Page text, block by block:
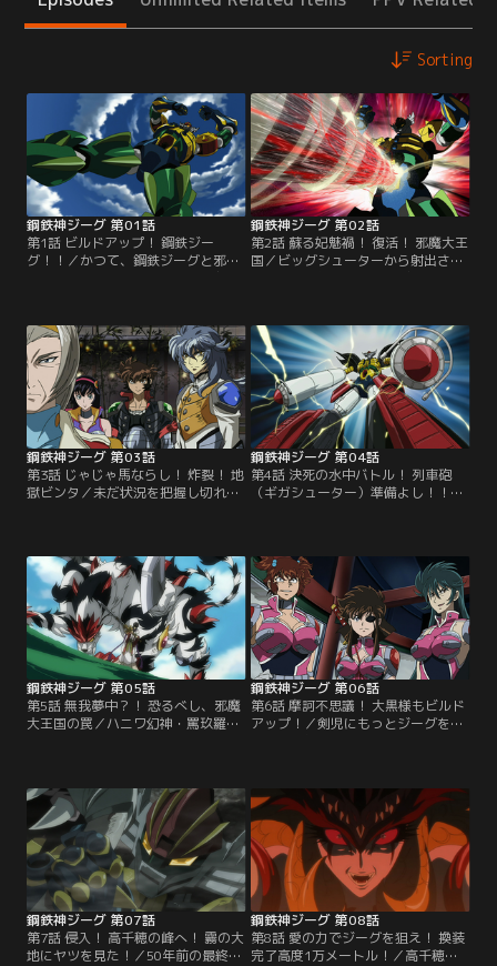
Sorting
鋼鉄神ジーグ 第01話
第1話 ビルドアップ！ 鋼鉄ジー
グ！！／かつて、鋼鉄ジーグと邪魔
大王国の最終決戦の地となった九
ていた。あれから50年…。“ゾー
ン”に遮られた九州を望む本州最南
端の町。高校生ライダー・草薙剣児
は突如、地中から現れたハニワ幻
神・魔愚羅（まぐら）と遭遇し
て…。【提供：バンダイチャンネ
ル】
鋼鉄神ジーグ 第02話
第2話 蘇る妃魅禍！ 復活！ 邪魔大王
国／ビッグシューターから射出され
み込まれてしまう剣児たち。その
頃、阿蘇の地中深くでは、かつての
ジーグに封印された邪魔大王国の女
王・妃魅禍が復活を遂げて…。【提
供：バンダイチャンネル】
鋼鉄神ジーグ 第03話
第3話 じゃじゃ馬ならし！ 炸裂！ 地
獄ビンタ／未だ状況を把握し切れて
けだと知り、自分が選ばれし者であ
ると調子に乗る剣児。一方、妃魅禍
は新たなるジーグの中に銅鐸（どう
たく）の存在を感じ、ハニワ幻神・
馬頭羅（めずら）を博多に出現させ
る。【提供：バンダイチャンネル】
鋼鉄神ジーグ 第04話
第4話 決死の水中バトル！ 列車砲
（ギガシューター）準備よし！！／
る。一方、珠城司令と司馬遷次郎は
データ収集のため、ゾーン内にあっ
た旧ビルドベースの調査を敢行す
る。旧ビルドベースを訪れた珠城司
令と遷次郎は…。【提供：バンダイ
チャンネル】
鋼鉄神ジーグ 第05話
第5話 無我夢中？！ 恐るべし、邪魔
大王国の罠／ハニワ幻神・罵玖羅
覚にとらわれる剣児たち。戦闘に出
た者だけが、知らず知らずのうちに
奇妙な世界に引き込まれていたの
だ。繰り返す日常。なにかが違うと
気づいた剣児は、その世界からの脱
出を試みるが…。【提供：バンダイ
チャンネル】
鋼鉄神ジーグ 第06話
第6話 摩訶不思議！ 大黒様もビルド
アップ！／剣児にもっとジーグを理
をする始末。困っているつばきに、
剣児をその気にさせるいい方法があ
ると持ちかける身堂たち。そんな
時、邪魔大王国の阿磨疎と壬魔使
が、ハニワ幻神・魔可羅とともに現
れて…。【提供：バンダイチャンネ
ル】
鋼鉄神ジーグ 第07話
第7話 侵入！ 高千穂の峰へ！ 霧の大
地にヤツを見た！／50年前の最終決
鋼鉄神ジーグ 第08話
第8話 愛の力でジーグを狙え！ 換装
完了高度1万メートル！／高千穂で